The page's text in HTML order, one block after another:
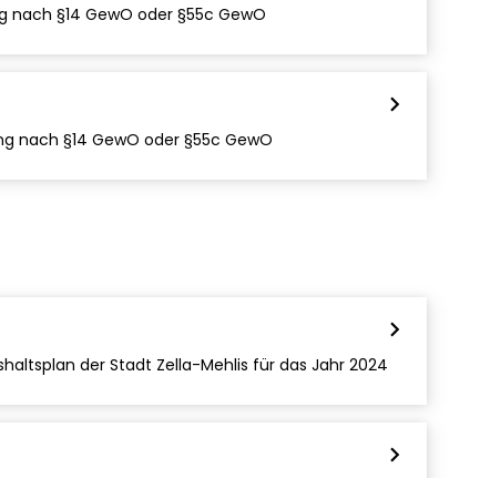
nach §14 GewO oder §55c GewO
chevron_right
nach §14 GewO oder §55c GewO
chevron_right
der Stadt Zella-Mehlis für das Jahr 2024
chevron_right